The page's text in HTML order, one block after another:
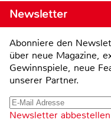
Newsletter
Abonniere den
über neue Magazine,
Gewinnspiele, neue
unserer Partner.
Newsletter abbestellen